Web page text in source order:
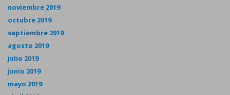
noviembre 2019
octubre 2019
septiembre 2019
agosto 2019
julio 2019
junio 2019
mayo 2019